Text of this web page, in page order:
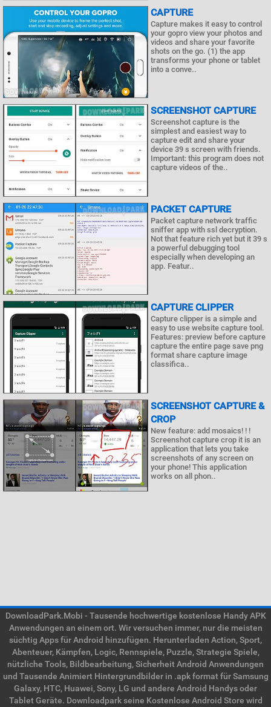
CAPTURE
Capture makes it easy to control
your gopro view your photos and
videos and share your favorite
shots on the go. (1) the app
transforms your phone or tablet
into a conve..
SCREENSHOT CAPTURE
Screenshot capture is the
simplest and easiest way to
capture edit and share your
device 39 s screen with friends.
Important: this program does not
capture videos of the..
PACKET CAPTURE
Packet capture network traffic
sniffer app with ssl decryption.
Not that feature rich yet but it 39 s
a powerful debugging tool
especially when developing an
app. Featur..
CAPTURE CLIPPER
Capture clipper is a simple and
easy to use website capture tool.
Features: preview before capture
capture the entire page save png
format share capture image
classifica..
SCREENSHOT CAPTURE &
CROP
New feature: add mosaics! ! !
Screenshot capture crop it is an
application that lets you take
screenshots of any screen on
your phone! This application
works on all phon..
DownloadPark.Mobi - Tausende hochwertige kostenlose Handy APK
Anwendungen an einem ort. Wir versuchen immer, nur die meisten
süchtig Apps für Android hinzufügen. Herunterladen Action, Sport,
Abenteuer, Kämpfen, Logic, Rennspiele, Puzzle, Strategie Spiele,
nützliche Tools, Bildbearbeitung, Sicherheit Android Anwendungen
und Tausende Animiert Hintergrundbilder in .apk format für Samsung
Galaxy, HTC, Huawei, Sony, LG und andere Android Handys oder
Tablet Geräte. Downloadpark seine Kostenlose Android Store wird